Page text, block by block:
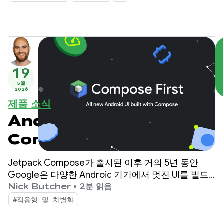
19
5월
2026
제품 소식
Android UI 개발은
Compose 우선입니다.
Jetpack Compose가 출시된 이후 거의 5년 동안
Google은 다양한 Android 기기에서 멋진 UI를 빌드
하는 데 필요한 모든 기능, 성능, 도구를 제공하기 위
해 노력해 왔습니다.
Nick Butcher • 2분 읽음
#적응형 및 차별화